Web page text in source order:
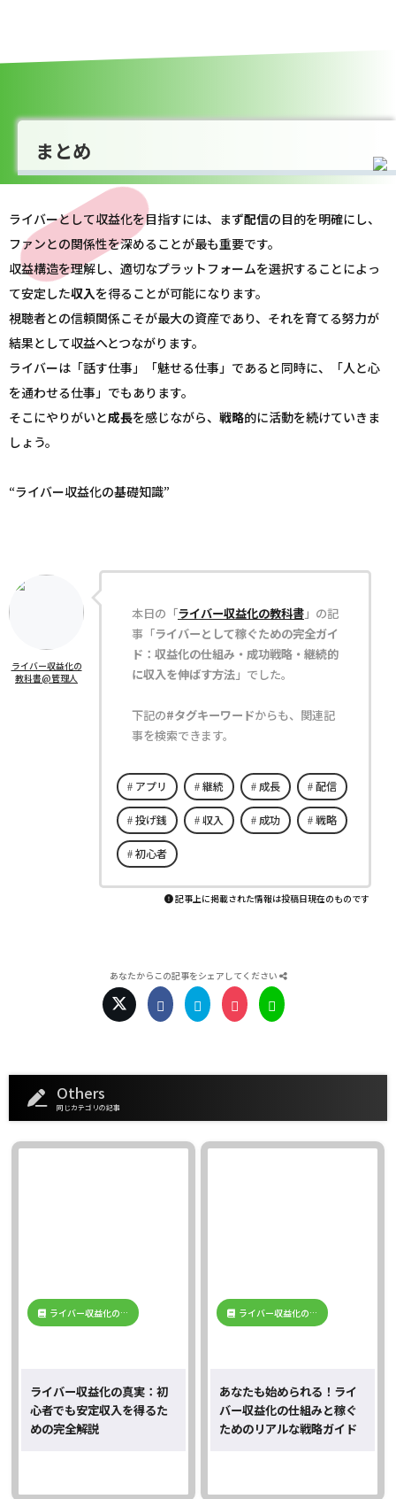
まとめ
ライバーとして収益化を目指すには、まず配信の目的を明確にし、
ファンとの関係性を深めることが最も重要です。
収益構造を理解し、適切なプラットフォームを選択することによっ
て安定した収入を得ることが可能になります。
視聴者との信頼関係こそが最大の資産であり、それを育てる努力が
結果として収益へとつながります。
ライバーは「話す仕事」「魅せる仕事」であると同時に、「人と心
を通わせる仕事」でもあります。
そこにやりがいと成長を感じながら、 戦略的に活動を続けていきま
しょう。
“ライバー収益化の基礎知識”
ライバー収益化の
教科書@管理人
本日の「ライバー収益化の教科書」の記
事「ライバーとして稼ぐための完全ガイ
ド：収益化の仕組み・成功戦略・継続的
に収入を伸ばす方法」でした。
下記の#タグキーワードからも、関連記
事を検索できます。
アプリ 継続 成長 配信
投げ銭 収入 成功 戦略
初心者
記事上に掲載された情報は投稿日現在のものです
あなたからこの記事をシェアしてください
Others
同じカテゴリの記事
ライバー収益化の…
ライバー収益化の真実：初
心者でも安定収入を得るた
めの完全解説
ライバー収益化の…
あなたも始められる！ライ
バー収益化の仕組みと稼ぐ
ためのリアルな戦略ガイド